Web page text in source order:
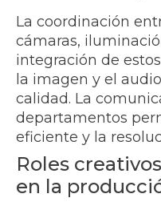
La coordinación
cámaras,
integración de
la imagen y el
calidad. La
departamentos
eficiente y la
Roles
en la